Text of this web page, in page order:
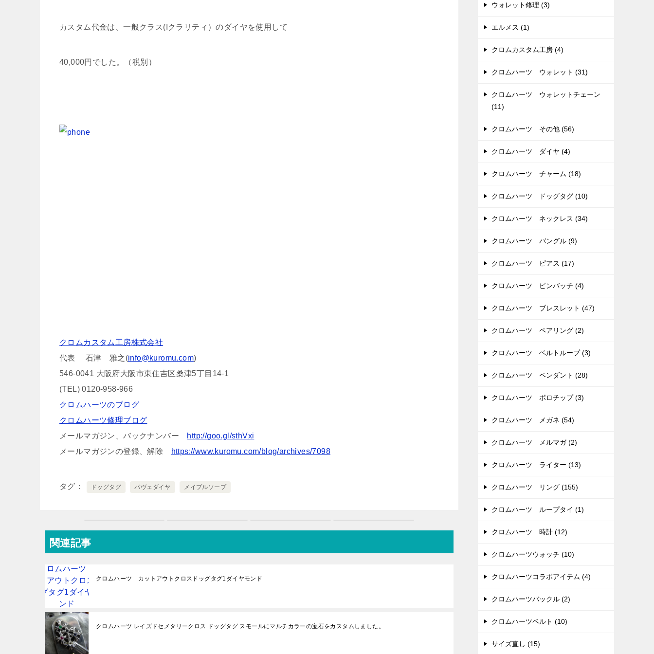
カスタム代金は、一般クラス(Iクラリティ）のダイヤを使用して
40,000円でした。（税別）
クロムカスタム工房株式会社
代表 石津 雅之(info@kuromu.com)
546-0041 大阪府大阪市東住吉区桑津5丁目14-1
(TEL) 0120-958-966
クロムハーツのブログ
クロムハーツ修理ブログ
メールマガジン、バックナンバー http://goo.gl/sthVxi
メールマガジンの登録、解除
https://www.kuromu.com/blog/archives/7098
タグ ドッグタグ パヴェダイヤ メイプルソープ
関連記事
クロムハーツ カットアウトクロスドッグタグ1ダイヤモンド
クロムハーツ レイズドセメタリークロス ドッグタグ スモールにマルチカラーの宝石をカスタムしました。
ウォレット修理 (3)
エルメス (1)
クロムカスタム工房 (4)
クロムハーツ ウォレット (31)
クロムハーツ ウォレットチェーン
(11)
クロムハーツ その他 (56)
クロムハーツ ダイヤ (4)
クロムハーツ チャーム (18)
クロムハーツ ドッグタグ (10)
クロムハーツ ネックレス (34)
クロムハーツ バングル (9)
クロムハーツ ピアス (17)
クロムハーツ ピンバッチ (4)
クロムハーツ ブレスレット (47)
クロムハーツ ペアリング (2)
クロムハーツ ベルトループ (3)
クロムハーツ ペンダント (28)
クロムハーツ ボロチップ (3)
クロムハーツ メガネ (54)
クロムハーツ メルマガ (2)
クロムハーツ ライター (13)
クロムハーツ リング (155)
クロムハーツ ループタイ (1)
クロムハーツ 時計 (12)
クロムハーツウォッチ (10)
クロムハーツコラボアイテム (4)
クロムハーツバックル (2)
クロムハーツベルト (10)
サイズ直し (15)